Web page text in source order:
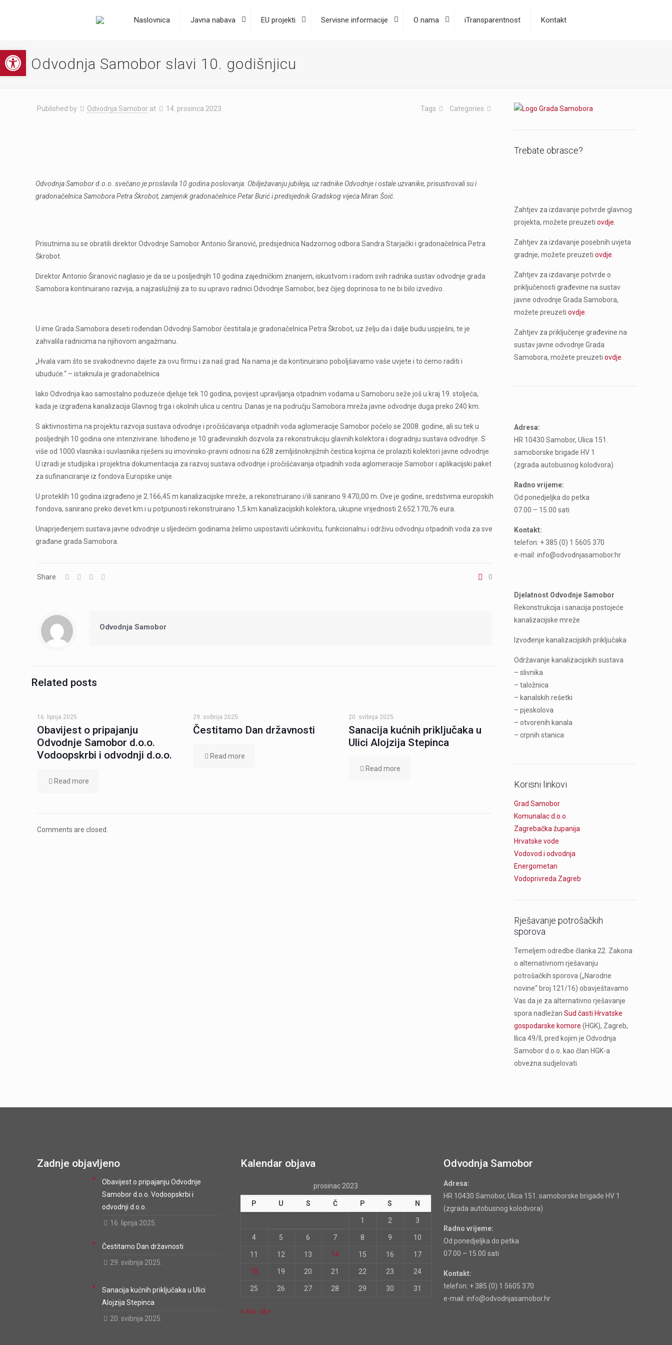
Open toolbar
Naslovnica Javna nabava EU projekti Servisne informacije O nama iTransparentnost Kontakt
Odvodnja Samobor slavi 10. godišnjicu
Published by Odvodnja Samobor at 14. prosinca 2023. Categories
Tags
Odvodnja Samobor d.o.o. svečano je proslavila 10 godina poslovanja. Obilježavanju jubileja, uz radnike Odvodnje i ostale uzvanike, prisustvovali su i
gradonačelnica Samobora Petra Škrobot, zamjenik gradonačelnice Petar Burić i predsjednik Gradskog vijeća Miran Šoić.
Prisutnima su se obratili direktor Odvodnje Samobor Antonio Širanović, predsjednica Nadzornog odbora Sandra Starjački i gradonačelnica Petra
Škrobot.
Direktor Antonio Širanović naglasio je da se u posljednjih 10 godina zajedničkim znanjem, iskustvom i radom svih radnika sustav odvodnje grada
Samobora kontinuirano razvija, a najzaslužniji za to su upravo radnici Odvodnje Samobor, bez čijeg doprinosa to ne bi bilo izvedivo.
U ime Grada Samobora deseti rođendan Odvodnji Samobor čestitala je gradonačelnica Petra Škrobot, uz želju da i dalje budu uspješni, te je
zahvalila radnicima na njihovom angažmanu.
„Hvala vam što se svakodnevno dajete za ovu firmu i za naš grad. Na nama je da kontinuirano poboljšavamo vaše uvjete i to ćemo raditi i
ubuduće.“ – istaknula je gradonačelnica.
Iako Odvodnja kao samostalno poduzeće djeluje tek 10 godina, povijest upravljanja otpadnim vodama u Samoboru seže još u kraj 19. stoljeća,
kada je izgrađena kanalizacija Glavnog trga i okolnih ulica u centru. Danas je na području Samobora mreža javne odvodnje duga preko 240 km.
S aktivnostima na projektu razvoja sustava odvodnje i pročišćavanja otpadnih voda aglomeracije Samobor počelo se 2008. godine, ali su tek u
posljednjih 10 godina one intenzivirane. Ishođeno je 10 građevinskih dozvola za rekonstrukciju glavnih kolektora i dogradnju sustava odvodnje. S
više od 1000 vlasnika i suvlasnika riješeni su imovinsko-pravni odnosi na 628 zemljišnoknjižnih čestica kojima će prolaziti kolektori javne odvodnje.
U izradi je studijska i projektna dokumentacija za razvoj sustava odvodnje i pročišćavanja otpadnih voda aglomeracije Samobor i aplikacijski paket
za sufinanciranje iz fondova Europske unije.
U proteklih 10 godina izgrađeno je 2.166,45 m kanalizacijske mreže, a rekonstruirano i/ili sanirano 9.470,00 m. Ove je godine, sredstvima europskih
fondova, sanirano preko devet km i u potpunosti rekonstruirano 1,5 km kanalizacijskih kolektora, ukupne vrijednosti 2.652.170,76 eura.
Unaprjeđenjem sustava javne odvodnje u sljedećim godinama želimo uspostaviti učinkovitu, funkcionalnu i održivu odvodnju otpadnih voda za sve
građane grada Samobora.
Share 0
Odvodnja Samobor
Related posts
16. lipnja 2025.
Obavijest o pripajanju
Odvodnje Samobor d.o.o.
Vodoopskrbi i odvodnji d.o.o.
Read more
29. svibnja 2025.
Čestitamo Dan državnosti
Read more
20. svibnja 2025.
Sanacija kućnih priključaka u
Ulici Alojzija Stepinca
Read more
Comments are closed.
Trebate obrasce?
Zahtjev za izdavanje potvrde glavnog
projekta, možete preuzeti ovdje
Zahtjev za izdavanje posebnih uvjeta
gradnje, možete preuzeti ovdje
Zahtjev za izdavanje potvrde o
priključenosti građevine na sustav
javne odvodnje Grada Samobora,
možete preuzeti ovdje
Zahtjev za priključenje građevine na
sustav javne odvodnje Grada
Samobora, možete preuzeti ovdje
Adresa:
HR 10430 Samobor, Ulica 151.
samoborske brigade HV 1
(zgrada autobusnog kolodvora)
Radno vrijeme:
Od ponedjeljka do petka
07.00 – 15.00 sati
Kontakt:
telefon: + 385 (0) 1 5605 370
e-mail: info@odvodnjasamobor.hr
Djelatnost Odvodnje Samobor
Rekonstrukcija i sanacija postojeće
kanalizacijske mreže
Izvođenje kanalizacijskih priključaka
Održavanje kanalizacijskih sustava
– slivnika
– taložnica
– kanalskih rešetki
– pjeskolova
– otvorenih kanala
– crpnih stanica
Korisni linkovi
Grad Samobor
Komunalac d.o.o.
Zagrebačka županija
Hrvatske vode
Vodovod i odvodnja
Energometan
Vodoprivreda Zagreb
Rješavanje potrošačkih
sporova
Temeljem odredbe članka 22. Zakona
o alternativnom rješavanju
potrošačkih sporova („Narodne
novine“ broj 121/16) obavještavamo
Vas da je za alternativno rješavanje
spora nadležan Sud časti Hrvatske
gospodarske komore (HGK), Zagreb,
Ilica 49/II, pred kojim je Odvodnja
Samobor d.o.o. kao član HGK-a
obvezna sudjelovati.
Zadnje objavljeno
Obavijest o pripajanju Odvodnje
Samobor d.o.o. Vodoopskrbi i
odvodnji d.o.o.
16. lipnja 2025.
Čestitamo Dan državnosti
29. svibnja 2025.
Sanacija kućnih priključaka u Ulici
Alojzija Stepinca
20. svibnja 2025.
Kalendar objava
prosinac 2023
P U S Č P S N
1 2 3
4 5 6 7 8 9 10
11 12 13 14 15 16 17
18 19 20 21 22 23 24
25 26 27 28 29 30 31
« stu sij »
Odvodnja Samobor
Adresa:
HR 10430 Samobor, Ulica 151. samoborske brigade HV 1
(zgrada autobusnog kolodvora)
Radno vrijeme:
Od ponedjeljka do petka
07.00 – 15.00 sati
Kontakt:
telefon: + 385 (0) 1 5605 370
e-mail: info@odvodnjasamobor.hr